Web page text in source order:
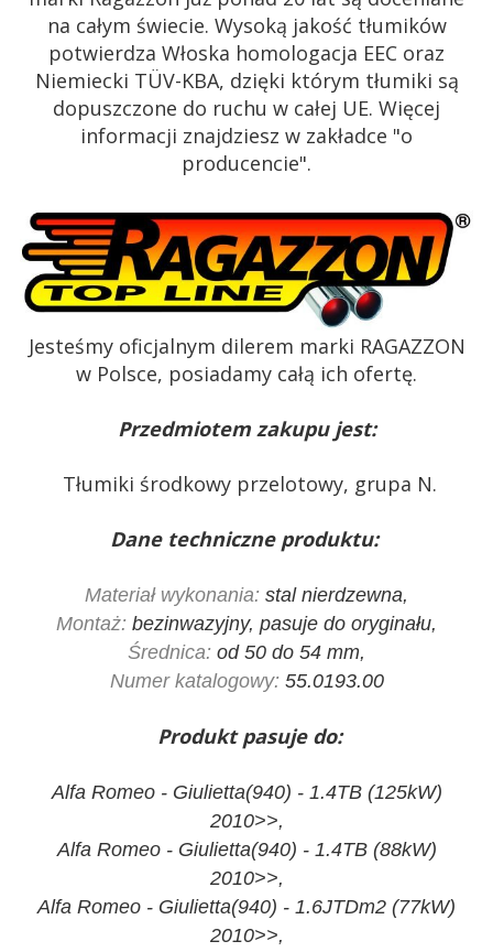
na całym świecie. Wysoką jakość tłumików
potwierdza Włoska homologacja EEC oraz
Niemiecki TÜV-KBA, dzięki którym tłumiki są
dopuszczone do ruchu w całej UE. Więcej
informacji znajdziesz w zakładce "o
producencie".
Jesteśmy oficjalnym dilerem marki RAGAZZON
w Polsce, posiadamy całą ich ofertę.
Przedmiotem zakupu jest:
Tłumiki środkowy przelotowy, grupa N.
Dane techniczne produktu:
Materiał wykonania: stal nierdzewna,
Montaż: bezinwazyjny, pasuje do oryginału,
Średnica: od 50 do 54 mm,
Numer katalogowy:55.0193.00
Produkt pasuje do:
Alfa Romeo - Giulietta(940) - 1.4TB (125kW)
2010>>,
Alfa Romeo - Giulietta(940) - 1.4TB (88kW)
2010>>,
Alfa Romeo - Giulietta(940) - 1.6JTDm2 (77kW)
2010>>,